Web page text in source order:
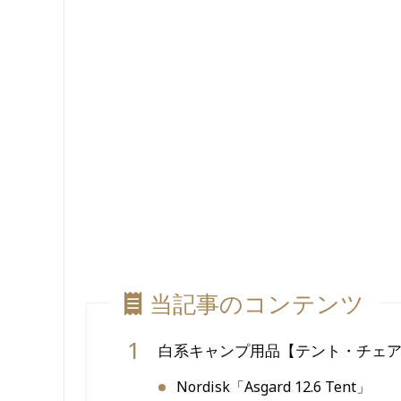
当記事のコンテンツ
白系キャンプ用品【テント・チェ
Nordisk「Asgard 12.6 Tent」